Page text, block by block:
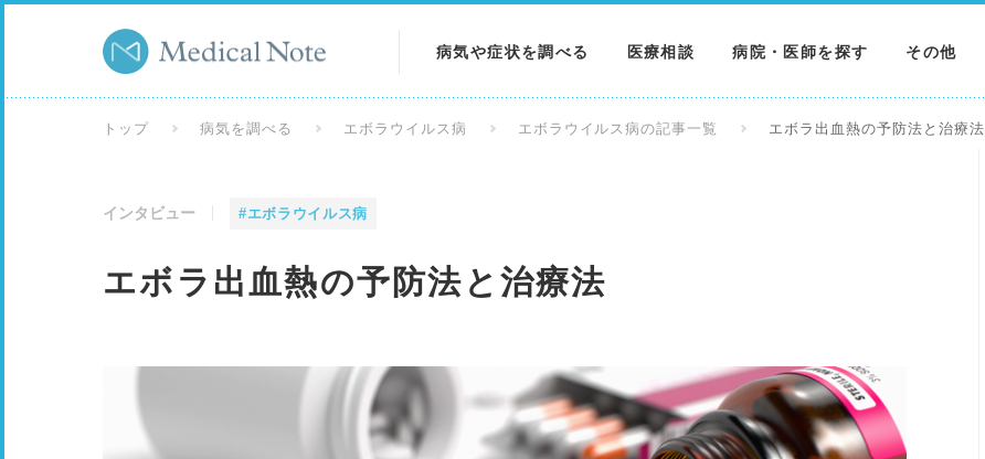
病気や症状を調べる 医療相談 病院・医師を探す その他
トップ 病気を調べる エボラウイルス病 エボラウイルス病の記事一覧 エボラ出血熱の予防法と治療法
インタビュー #エボラウイルス病
エボラ出血熱の予防法と治療法